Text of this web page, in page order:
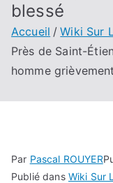
blessé
Accueil
Wiki Sur
Près de Saint-
homme
Par Pascal ROUYER
Publié dans Wiki Sur